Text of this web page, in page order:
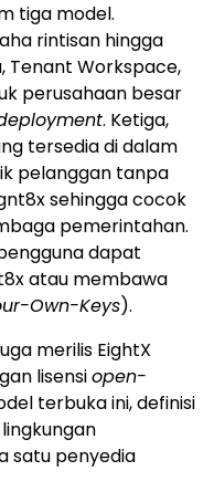
tiga model.
rintisan hingga
Tenant Workspace,
perusahaan besar
. Ketiga,
tersedia di dalam
pelanggan tanpa
sehingga cocok
pemerintahan.
dapat
atau membawa
Own-Keys).
merilis EightX
lisensiopen-
terbuka ini, definisi
satu penyedia